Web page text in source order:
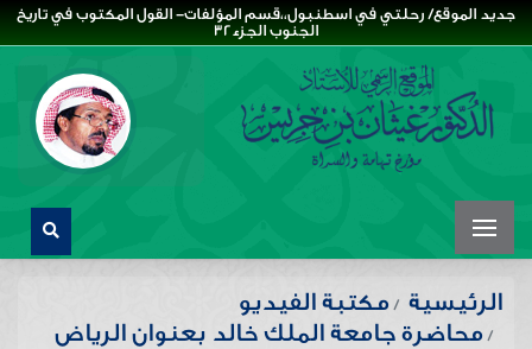
جديد الموقع/ رحلتي في اسطنبول،،قسم المؤلفات- القول المكتوب في تاريخ
الجنوب الجزء32
الرئيسية
مكتبة الفيديو
محاضرة جامعة الملك خالد بعنوان الرياض